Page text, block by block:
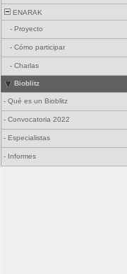
ENARAK
- Proyecto
- Cómo participar
- Charlas
Bioblitz
- Qué es un Bioblitz
- Convocatoria 2022
- Especialistas
- Informes